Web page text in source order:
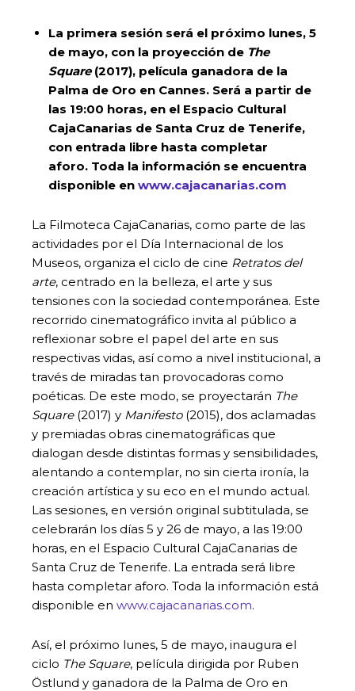
La primera sesión será el próximo lunes, 5
de mayo, con la proyección de The
Square(2017), película ganadora de la
Palma de Oro en Cannes. Será a partir de
las 19:00 horas, en el Espacio Cultural
CajaCanarias de Santa Cruz de Tenerife,
con entrada libre hasta completar
aforo. Toda la información se encuentra
disponible en www.cajacanarias.com
La Filmoteca CajaCanarias, como parte de las
actividades por el Día Internacional de los
Museos, organiza el ciclo de cine Retratos del
arte, centrado en la belleza, el arte y sus
tensiones con la sociedad contemporánea. Este
recorrido cinematográfico invita al público a
reflexionar sobre el papel del arte en sus
respectivas vidas, así como a nivel institucional, a
través de miradas tan provocadoras como
poéticas. De este modo, se proyectarán The
Square(2017) y Manifesto(2015), dos aclamadas
y premiadas obras cinematográficas que
dialogan desde distintas formas y sensibilidades,
alentando a contemplar, no sin cierta ironía, la
creación artística y su eco en el mundo actual.
Las sesiones, en versión original subtitulada, se
celebrarán los días 5 y 26 de mayo, a las 19:00
horas, en el Espacio Cultural CajaCanarias de
Santa Cruz de Tenerife. La entrada será libre
hasta completar aforo. Toda la información está
disponible en www.cajacanarias.com.
Así, el próximo lunes, 5 de mayo, inaugura el
ciclo The Square, película dirigida por Ruben
Östlund y ganadora de la Palma de Oro en